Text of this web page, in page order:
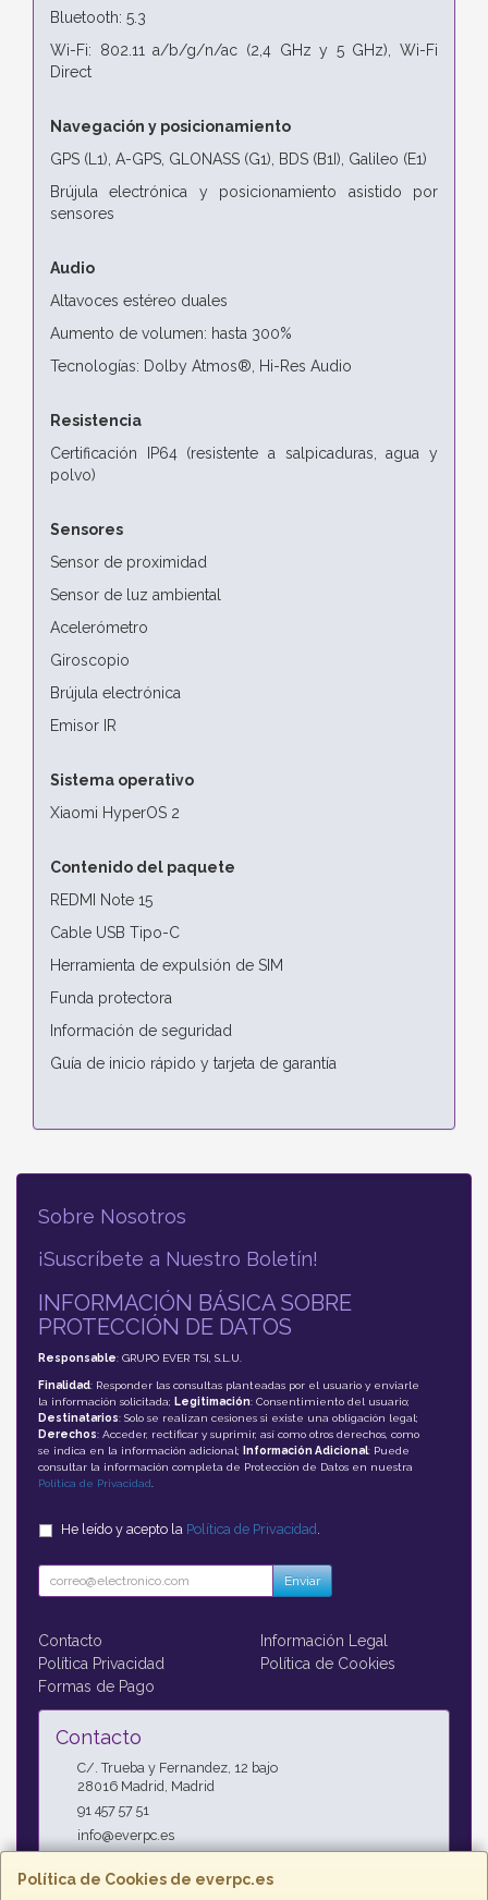
Bluetooth: 5.3
Wi-Fi: 802.11 a/b/g/n/ac (2,4 GHz y 5 GHz), Wi-Fi
Direct
Navegación y posicionamiento
GPS (L1), A-GPS, GLONASS (G1), BDS (B1I), Galileo (E1)
Brújula electrónica y posicionamiento asistido por
sensores
Audio
Altavoces estéreo duales
Aumento de volumen: hasta 300%
Tecnologías: Dolby Atmos®, Hi-Res Audio
Resistencia
Certificación IP64 (resistente a salpicaduras, agua y
polvo)
Sensores
Sensor de proximidad
Sensor de luz ambiental
Acelerómetro
Giroscopio
Brújula electrónica
Emisor IR
Sistema operativo
Xiaomi HyperOS 2
Contenido del paquete
REDMI Note 15
Cable USB Tipo-C
Herramienta de expulsión de SIM
Funda protectora
Información de seguridad
Guía de inicio rápido y tarjeta de garantía
Política de Cookies de everpc.es
Sobre Nosotros
¡Suscríbete a Nuestro Boletín!
INFORMACIÓN BÁSICA SOBRE
PROTECCIÓN DE DATOS
Responsable: GRUPO EVER TSI, S.L.U.
Finalidad: Responder las consultas planteadas por el usuario y enviarle
la información solicitada; Legitimación: Consentimiento del usuario;
Destinatarios: Solo se realizan cesiones si existe una obligación legal;
Derechos: Acceder, rectificar y suprimir, así como otros derechos, como
se indica en la información adicional;
Información Adicional: Puede
consultar la información completa de Protección de Datos en nuestra
Política de Privacidad
He leído y acepto la Política de Privacidad
Enviar
Contacto
Información Legal
Política Privacidad
Política de Cookies
Formas de Pago
Contacto
C/. Trueba y Fernandez, 12 bajo
28016 Madrid Madrid
91 457 57 51
info@everpc.es